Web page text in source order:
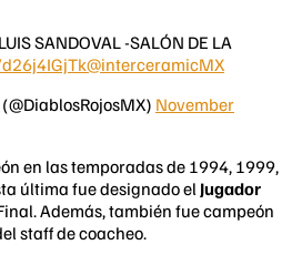
SANDOVAL -SALÓN DE LA
@interceramicMX
November
en las temporadas de 1994, 1999,
última fue designado el Jugador
Además, también fue campeón
staff de coacheo.